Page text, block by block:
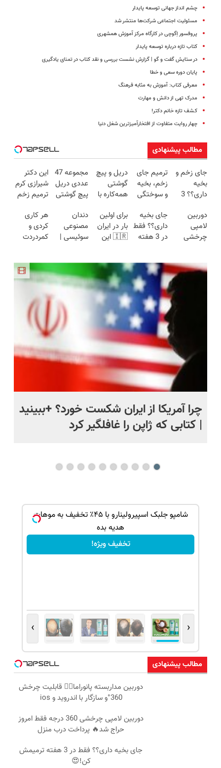
چشم انداز جهانی توسعه پایدار
مسئولیت اجتماعی شرکت‌ها منتشر شد
پروفسور اِگوچی در کارگاه مرکز آموزش همشهری
کتاب تازه درباره توسعه پایدار
در ستایش گفت و گو | گزارش نشست بررسی و نقد کتاب در تمنای یادگیری
پایان دوره سعی و خطا
معرفی کتاب: آموزش به مثابه فرهنگ
مدرک تهی از دانش و مهارت
کـشف تازه خانم دکتر!
چهار روایت متفاوت از افتخارآمیزترین شغل دنیا
مطالب پیشنهادی
جای زخم و
بخیه
داری؟؟ 3
محوش کن!
ترمیم جای
زخم، بخیه
و سوختگی
هفته!!😍
دریل و پیچ
گوشتی
همه‌کاره با
هوشمند ⚙️
(نصف
قیمت بازار
مجموعه 47
عددی دریل
پیچ گوشتی
(تخفیف به
مدت
محدود)
این دکتر
شیرازی کرم
ترمیم زخم
ساخت!!!
دوربین
لامپی
چرخشی
حراج شد🔥
جای بخیه
داری؟؟ فقط
در 3 هفته
برای اولین
بار در ایران
🇮🇷 این
23 روزه
ساخت!
دندان
مصنوعی
سوئیسی |
ویزیت
رایگان+پرداخت
اقساطی😍
هر کاری
کردی و
کمردردت
پرسشنامه و
دریافت راه
حل
چرا آمریکا از ایران شکست خورد؟ +ببینید
| کتابی که ژاپن را غافلگیر کرد
شامپو جلبک اسپیرولینارو با ۴۵٪ تخفیف به موهات
هدیه بده
تخفیف ویژه!
‹
›
مطالب پیشنهادی
دوربین مداربسته پانوراما👈🏻 قابلیت چرخش
360°و سازگار با اندروید و ios
دوربین لامپی چرخشی 360 درجه فقط امروز
حراج شد🔥 پرداخت درب منزل
جای بخیه داری؟؟ فقط در 3 هفته ترمیمش
کن!😍